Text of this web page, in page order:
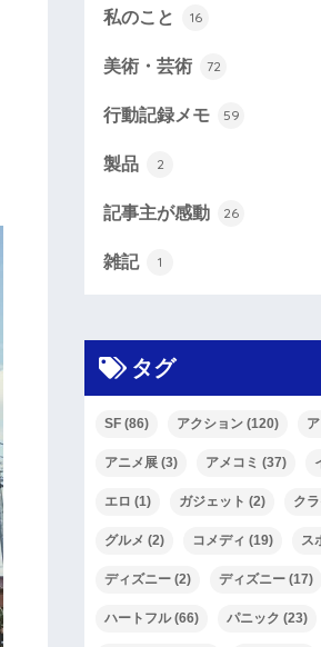
私のこと 16
美術・芸術 72
行動記録メモ 59
製品 2
記事主が感動 26
雑記 1
タグ
SF (86) アクション (120)
アニメ展 (3) アメコミ (37)
エロ (1) ガジェット (2) ク
グルメ (2) コメディ (19) ス
ディズニー (2) ディズニー (17)
ハートフル(66) パニック (23)